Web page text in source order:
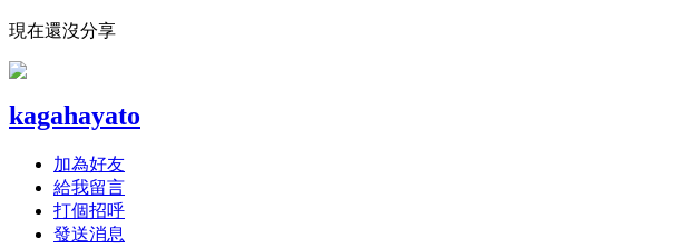
現在還沒分享
kagahayato
加為好友
給我留言
打個招呼
發送消息